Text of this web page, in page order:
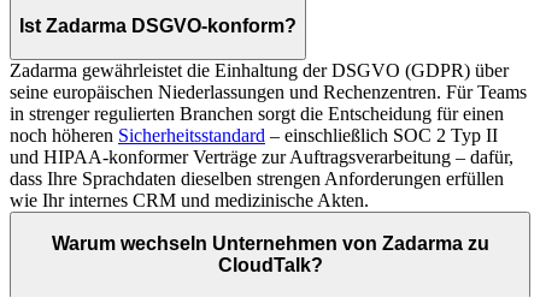
Ist Zadarma DSGVO-konform?
Zadarma gewährleistet die Einhaltung der DSGVO (GDPR) über
seine europäischen Niederlassungen und Rechenzentren. Für Teams
in strenger regulierten Branchen sorgt die Entscheidung für einen
noch höheren Sicherheitsstandard – einschließlich SOC 2 Typ II
und HIPAA-konformer Verträge zur Auftragsverarbeitung – dafür,
dass Ihre Sprachdaten dieselben strengen Anforderungen erfüllen
wie Ihr internes CRM und medizinische Akten.
Warum wechseln Unternehmen von Zadarma zu
CloudTalk?